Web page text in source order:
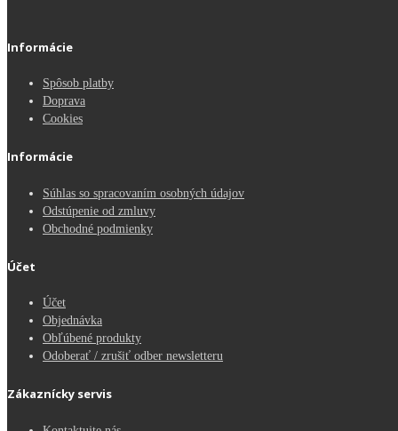
Informácie
Spôsob platby
Doprava
Cookies
Informácie
Súhlas so spracovaním osobných údajov
Odstúpenie od zmluvy
Obchodné podmienky
Účet
Účet
Objednávka
Obľúbené produkty
Odoberať / zrušiť odber newsletteru
Zákaznícky servis